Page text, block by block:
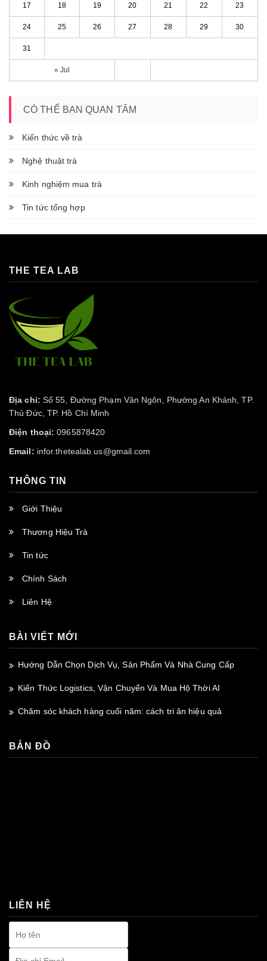
« Jul
17 18 19 20 21 22 23
24 25 26 27 28 29 30
31
CÓ THỂ BẠN QUAN TÂM
Kiến thức về trà
Nghệ thuật trà
Kinh nghiệm mua trà
Tin tức tổng hợp
THE TEA LAB
Địa chỉ: Số 55, Đường Phạm Văn Ngôn, Phường An Khánh, TP.
Thủ Đức, TP. Hồ Chí Minh
Điện thoại: 0965878420
Email: infor.thetealab.us@gmail.com
THÔNG TIN
Giới Thiệu
Thương Hiệu Trà
Tin tức
Chính Sách
Liên Hệ
BÀI VIẾT MỚI
Hướng Dẫn Chọn Dịch Vụ, Sản Phẩm Và Nhà Cung Cấp
Kiến Thức Logistics, Vận Chuyển Và Mua Hộ Thời AI
Chăm sóc khách hàng cuối năm: cách tri ân hiệu quả
BẢN ĐỒ
LIÊN HỆ